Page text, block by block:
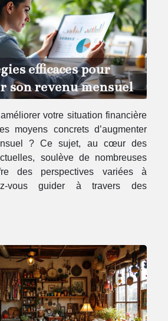
efficaces pour
son revenu mensuel
votre situation financière
moyens concrets d’augmenter
? Ce sujet, au cœur des
soulève de nombreuses
des perspectives variées à
vous guider à travers des